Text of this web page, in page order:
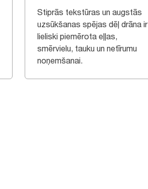
Stiprās tekstūras un augstās
uzsūkšanas spējas dēļ drāna ir
lieliski piemērota eļļas,
smērvielu, tauku un netīrumu
noņemšanai.